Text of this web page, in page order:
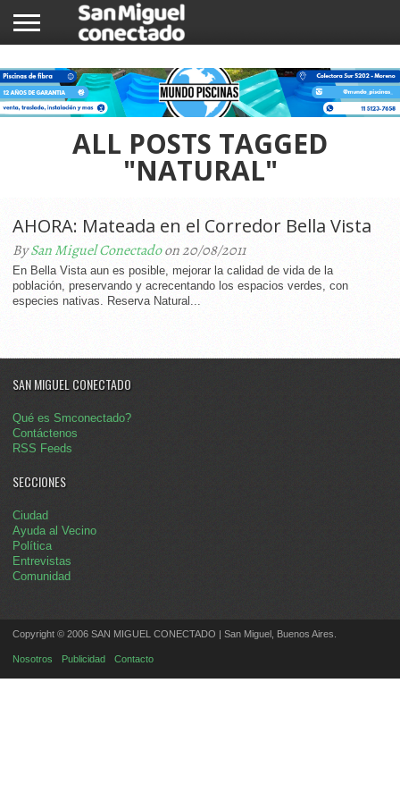
NOTICIAS
COMUNIDAD
COMERCIOS
ALL POSTS TAGGED
"NATURAL"
AHORA: Mateada en el Corredor Bella Vista
BySan Miguel Conectadoon 20/08/2011
En Bella Vista aun es posible, mejorar la calidad de vida de la
población, preservando y acrecentando los espacios verdes, con
especies nativas. Reserva Natural...
SAN MIGUEL CONECTADO
Qué es Smconectado?
Contáctenos
RSS Feeds
SECCIONES
Ciudad
Ayuda al Vecino
Política
Entrevistas
Comunidad
Copyright © 2006 SAN MIGUEL CONECTADO | San Miguel, Buenos Aires.
Nosotros Publicidad Contacto